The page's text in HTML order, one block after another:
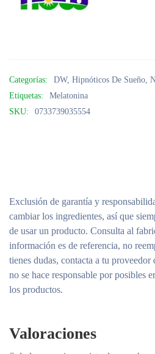
Categorías: DW, Hipnóticos De Sueño,
Etiquetas:
Melatonina
SKU:
0733739035554
Exclusión de garantía y
cambiar los ingredientes, así que
de usar un producto. Consulta al
información es de referencia, no
tienes dudas, contacta a tu
no se hace responsable por posibles
los productos.
Valoraciones